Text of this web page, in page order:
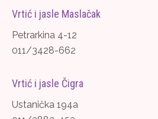
Vrtić i jasle Maslačak
Petrarkina 4-12
011/3428-662
Vrtić i jasle Čigra
Ustanička 194a